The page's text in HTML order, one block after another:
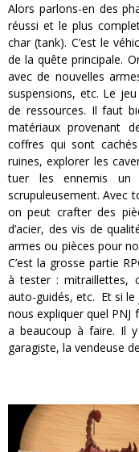
Alors parlons-en des
réussi et le plus
char (tank). C’est le
de la quête principale.
avec de nouvelles
suspensions, etc. Le
de ressources. Il faut
matériaux provenant
coffres qui sont
ruines, explorer les
tuer les ennemis
scrupuleusement. Avec
on peut crafter des
d’acier, des vis de
armes ou pièces pour
C’est la grosse partie
à tester : mitraillettes,
auto-guidés, etc. Et si
nous expliquer quel PNJ
a beaucoup à faire. Il
garagiste, la vendeuse